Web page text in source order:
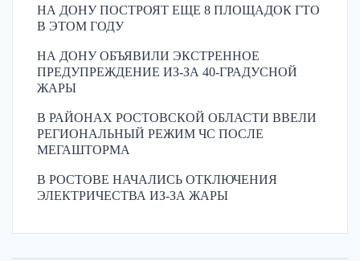
НА ДОНУ ПОСТРОЯТ ЕЩЕ 8 ПЛОЩАДОК ГТО
В ЭТОМ ГОДУ
НА ДОНУ ОБЪЯВИЛИ ЭКСТРЕННОЕ
ПРЕДУПРЕЖДЕНИЕ ИЗ-ЗА 40-ГРАДУСНОЙ
ЖАРЫ
В РАЙОНАХ РОСТОВСКОЙ ОБЛАСТИ ВВЕЛИ
РЕГИОНАЛЬНЫЙ РЕЖИМ ЧС ПОСЛЕ
МЕГАШТОРМА
В РОСТОВЕ НАЧАЛИСЬ ОТКЛЮЧЕНИЯ
ЭЛЕКТРИЧЕСТВА ИЗ-ЗА ЖАРЫ